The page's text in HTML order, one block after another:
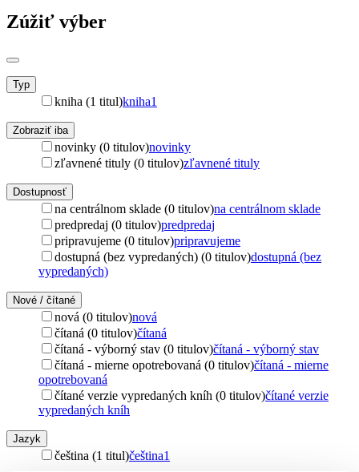
Zúžiť výber
Typ
kniha (1 titul)kniha1
Zobraziť iba
novinky (0 titulov)novinky
zľavnené tituly (0 titulov)zľavnené tituly
Dostupnosť
na centrálnom sklade (0 titulov)na centrálnom sklade
predpredaj (0 titulov)predpredaj
pripravujeme (0 titulov)pripravujeme
dostupná (bez vypredaných) (0 titulov)dostupná (bez
vypredaných)
Nové / čítané
nová (0 titulov)nová
čítaná (0 titulov)čítaná
čítaná - výborný stav (0 titulov)čítaná - výborný stav
čítaná - mierne opotrebovaná (0 titulov)čítaná - mierne
opotrebovaná
čítané verzie vypredaných kníh (0 titulov)čítané verzie
vypredaných kníh
Jazyk
čeština (1 titul)čeština1